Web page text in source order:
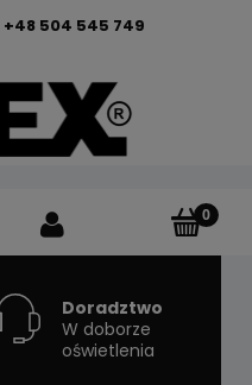
+48 504 545 749
Doradztwo
W doborze
oświetlenia